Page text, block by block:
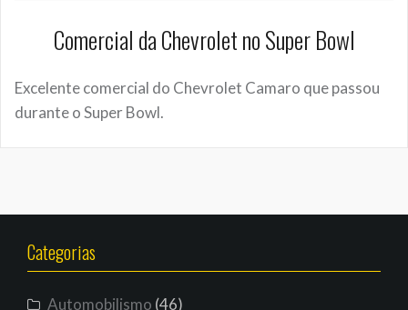
Comercial da Chevrolet no Super Bowl
Excelente comercial do Chevrolet Camaro que passou
durante o Super Bowl.
Categorias
Automobilismo (46)